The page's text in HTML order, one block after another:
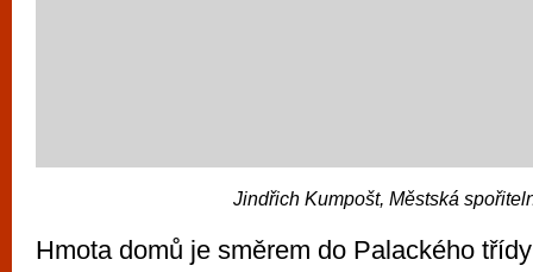
Jindřich Kumpošt, Městská
Hmota domů je směrem do Palackého